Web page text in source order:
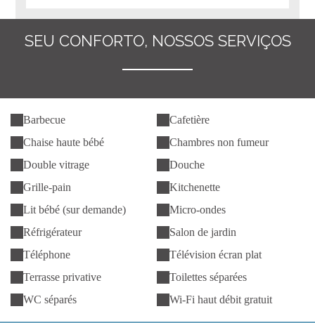
SEU CONFORTO, NOSSOS SERVIÇOS
Barbecue
Cafetière
Chaise haute bébé
Chambres non fumeur
Double vitrage
Douche
Grille-pain
Kitchenette
Lit bébé (sur demande)
Micro-ondes
Réfrigérateur
Salon de jardin
Téléphone
Télévision écran plat
Terrasse privative
Toilettes séparées
WC séparés
Wi-Fi haut débit gratuit